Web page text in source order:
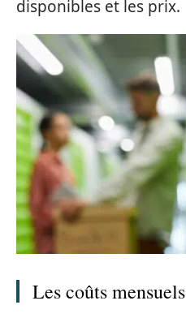
disponibles et les prix.
Les coûts mensuels